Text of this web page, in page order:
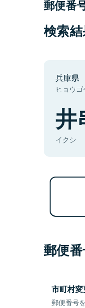
郵便番
検索
兵庫県
ヒョウゴ
井
イクシ
郵便
市町村
郵便番号